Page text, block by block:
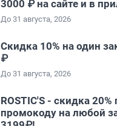
3000 ₽ на сайте и в
До 31 августа, 2026
Скидка 10% на один
₽
До 31 августа, 2026
ROSTIC'S - скидка 20%
промокоду на любой